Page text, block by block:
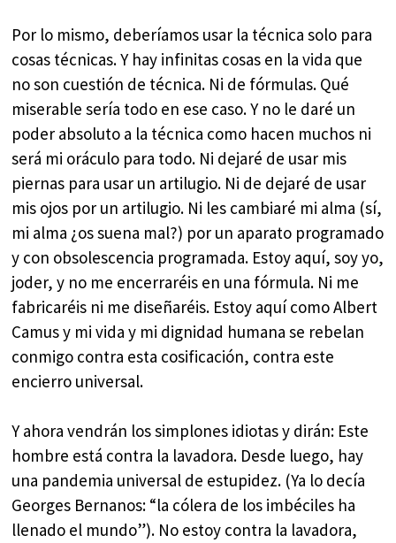
Por lo mismo, deberíamos usar la técnica solo para
cosas técnicas. Y hay infinitas cosas en la vida que
no son cuestión de técnica. Ni de fórmulas. Qué
miserable sería todo en ese caso. Y no le daré un
poder absoluto a la técnica como hacen muchos ni
será mi oráculo para todo. Ni dejaré de usar mis
piernas para usar un artilugio. Ni de dejaré de usar
mis ojos por un artilugio. Ni les cambiaré mi alma (sí,
mi alma ¿os suena mal?) por un aparato programado
y con obsolescencia programada. Estoy aquí, soy yo,
joder, y no me encerraréis en una fórmula. Ni me
fabricaréis ni me diseñaréis. Estoy aquí como Albert
Camus y mi vida y mi dignidad humana se rebelan
conmigo contra esta cosificación, contra este
encierro universal.
Y ahora vendrán los simplones idiotas y dirán: Este
hombre está contra la lavadora. Desde luego, hay
una pandemia universal de estupidez. (Ya lo decía
Georges Bernanos: “la cólera de los imbéciles ha
llenado el mundo”). No estoy contra la lavadora,